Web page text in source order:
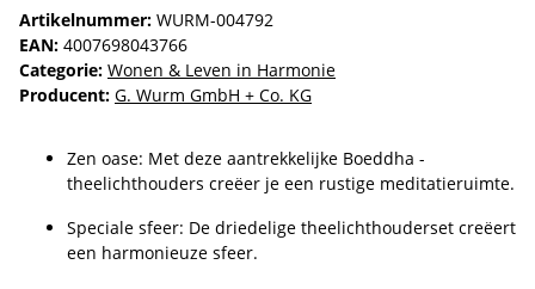
Artikelnummer: WURM-004792
EAN: 4007698043766
Categorie: Wonen & Leven in Harmonie
Producent: G. Wurm GmbH + Co. KG
Zen oase: Met deze aantrekkelijke Boeddha -
theelichthouders creëer je een rustige meditatieruimte.
Speciale sfeer: De driedelige theelichthouderset creëert
een harmonieuze sfeer.